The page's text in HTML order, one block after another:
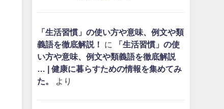
「生活習慣」の使い方や意味、例文や類
義語を徹底解説！
に
「生活習慣」の使
い方や意味、例文や類義語を徹底解説
… | 健康に暮らすための情報を集めてみ
た。
より